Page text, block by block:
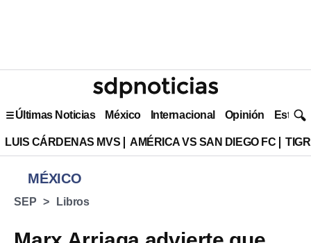
Últimas Noticias México Internacional Opinión Estilo
LUIS CÁRDENAS MVS AMÉRICA VS SAN DIEGO FC
MÉXICO
SEP Libros